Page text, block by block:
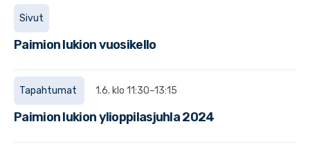
Sivut
Paimion lukion vuosikello
Tapahtumat 1.6. klo 11:30–13:15
Paimion lukion ylioppilasjuhla 2024